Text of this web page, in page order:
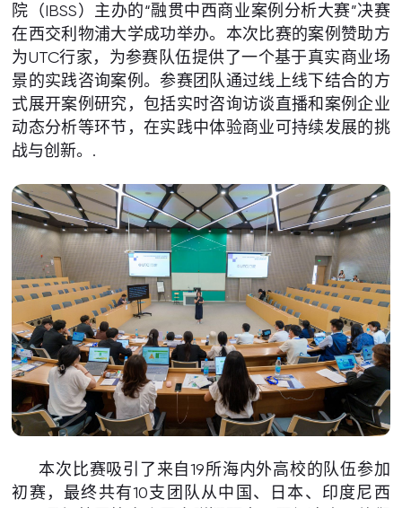
关于我们
院（IBSS）主办的“融贯中西商业案例分析大赛”决赛
在西交利物浦大学成功举办。本次比赛的案例赞助方
为UTC行家，为参赛队伍提供了一个基于真实商业场
景的实践咨询案例。参赛团队通过线上线下结合的方
式展开案例研究，包括实时咨询访谈直播和案例企业
动态分析等环节，在实践中体验商业可持续发展的挑
战与创新。.
本次比赛吸引了来自19所海内外高校的队伍参加
初赛，最终共有10支团队从中国、日本、印度尼西